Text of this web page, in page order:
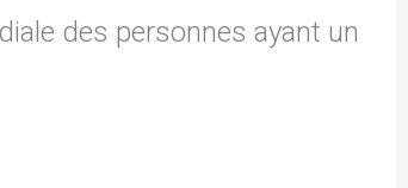
des personnes ayant un